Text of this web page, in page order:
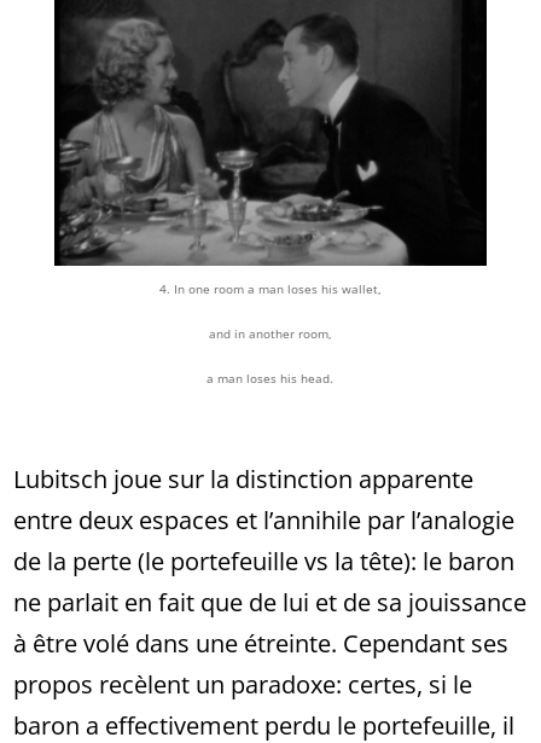
4. In one room a man loses his wallet,
and in another room,
a man loses his head.
Lubitsch joue sur la distinction apparente
entre deux espaces et l’annihile par l’analogie
de la perte (le portefeuille vs la tête): le baron
ne parlait en fait que de lui et de sa jouissance
à être volé dans une étreinte. Cependant ses
propos recèlent un paradoxe: certes, si le
baron a effectivement perdu le portefeuille, il